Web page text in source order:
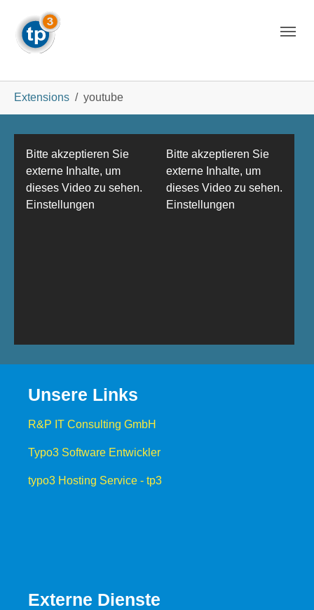
Extensions youtube
Bitte akzeptieren Sie
externe Inhalte, um
dieses Video zu sehen.
Einstellungen
Bitte akzeptieren Sie
externe Inhalte, um
dieses Video zu sehen.
Einstellungen
Unsere Links
R&P IT Consulting GmbH
Typo3 Software Entwickler
typo3 Hosting Service - tp3
Externe Dienste